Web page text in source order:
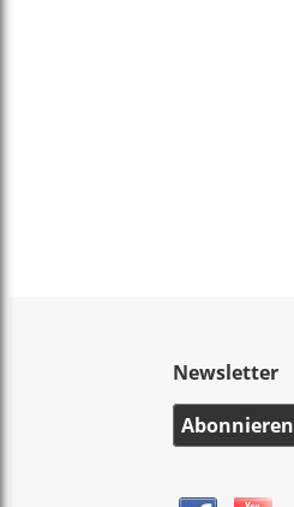
Newsletter
Abonnieren